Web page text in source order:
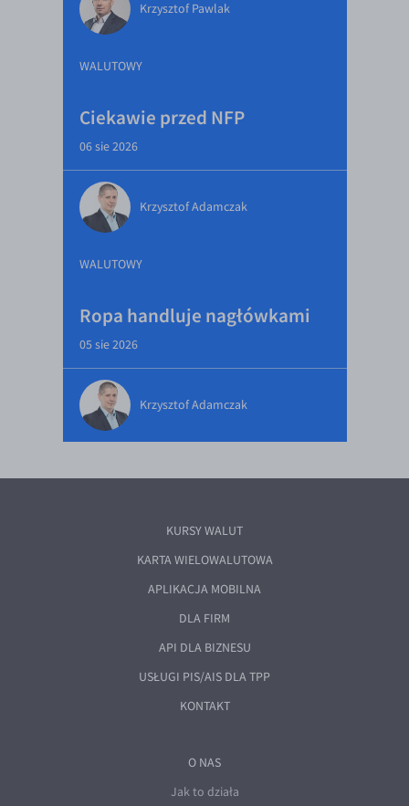
Krzysztof Pawlak
WALUTOWY
Ciekawie przed NFP
06 sie 2026
Krzysztof Adamczak
WALUTOWY
Ropa handluje nagłówkami
05 sie 2026
Krzysztof Adamczak
KURSY WALUT
KARTA WIELOWALUTOWA
APLIKACJA MOBILNA
DLA FIRM
API DLA BIZNESU
USŁUGI PIS/AIS DLA TPP
KONTAKT
O NAS
Jak to działa